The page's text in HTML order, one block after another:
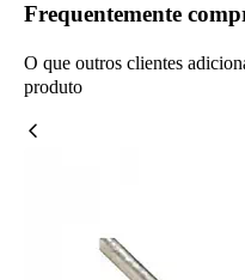
Frequentemente
O que outros clientes
produto